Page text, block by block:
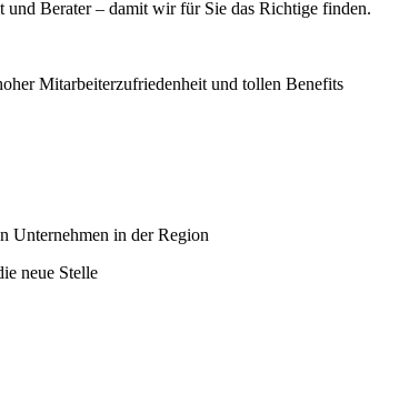
und Berater – damit wir für Sie das Richtige finden.
Mitarbeiterzufriedenheit und tollen Benefits
Unternehmen in der Region
neue Stelle